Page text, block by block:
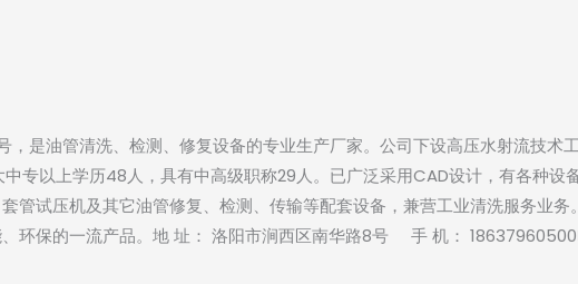
是油管清洗、检测、修复设备的专业生产厂家。公司下设高压水射流技
专以上学历48人，具有中高级职称29人。已广泛采用CAD设计，有各种
管试压机及其它油管修复、检测、传输等配套设备，兼营工业清洗服务业
环保的一流产品。地 址： 洛阳市涧西区南华路8号 手 机：